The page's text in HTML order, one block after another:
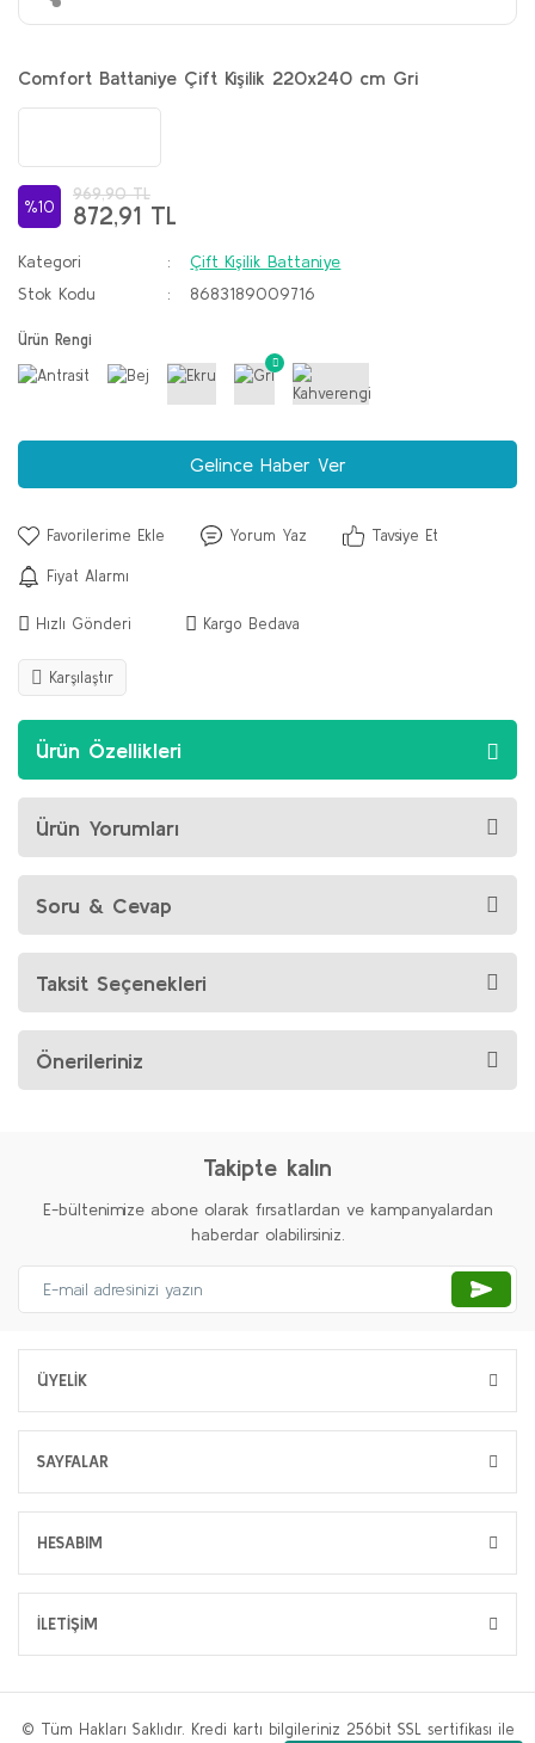
Comfort Battaniye Çift Kişilik 220x240 cm Gri
%10
969,90 TL
872,91 TL
Kategori
Çift Kişilik Battaniye
Stok Kodu
8683189009716
Ürün Rengi
Gelince Haber Ver
Yorum Yaz Tavsiye Et
Fiyat Alarmı
Hızlı Gönderi Kargo Bedava
Karşılaştır
Ürün Özellikleri
Ürün Yorumları
Soru & Cevap
Taksit Seçenekleri
Önerileriniz
Takipte kalın
E-bültenimize abone olarak fırsatlardan ve kampanyalardan
haberdar olabilirsiniz.
ÜYELİK
SAYFALAR
HESABIM
İLETİŞİM
© Tüm Hakları Saklıdır. Kredi kartı bilgileriniz 256bit SSL sertifikası ile